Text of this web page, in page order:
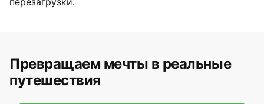
Превращаем мечты в реальные
путешествия